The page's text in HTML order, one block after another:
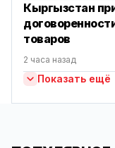
Кыргызстан
товаров
2 часа назад
Показать ещё